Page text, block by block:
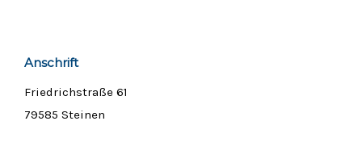
Anschrift
Friedrichstraße 61
79585 Steinen